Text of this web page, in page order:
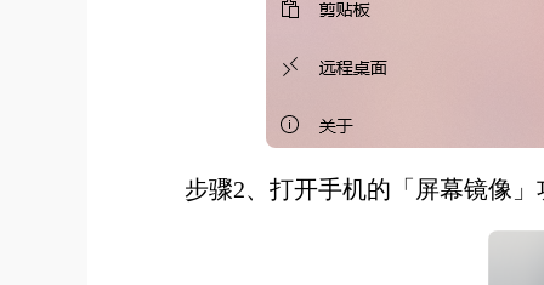
步骤2、打开手机的「屏幕镜像」